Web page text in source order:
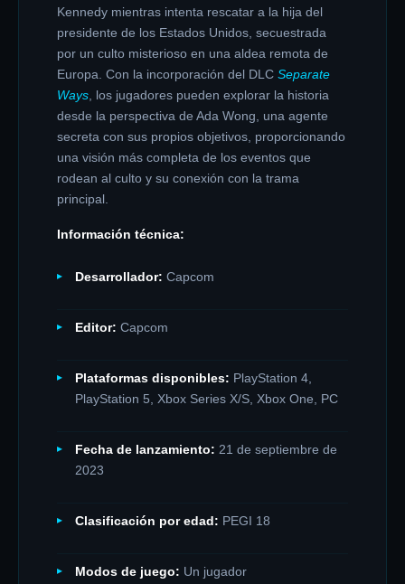
Kennedy mientras intenta rescatar a la hija del
presidente de los Estados Unidos, secuestrada
por un culto misterioso en una aldea remota de
Europa. Con la incorporación del DLC Separate
Ways, los jugadores pueden explorar la historia
desde la perspectiva de Ada Wong, una agente
secreta con sus propios objetivos, proporcionando
una visión más completa de los eventos que
rodean al culto y su conexión con la trama
principal.
Información técnica:
Desarrollador: Capcom
Editor: Capcom
Plataformas disponibles: PlayStation 4,
PlayStation 5, Xbox Series X/S, Xbox One, PC
Fecha de lanzamiento: 21 de septiembre de
2023
Clasificación por edad: PEGI 18
Modos de juego: Un jugador